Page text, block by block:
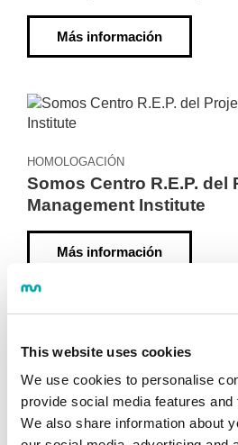
This website uses cookies
We use cookies to personalise
provide social media features
We also share information about
Más información
HOMOLOGACIÓN
Somos Centro R.E.P. del
Management Institute
Más información
"FOR GOOD IDEAS
INNOVATION, YOU
INTERACTION,
ARGUMENT,